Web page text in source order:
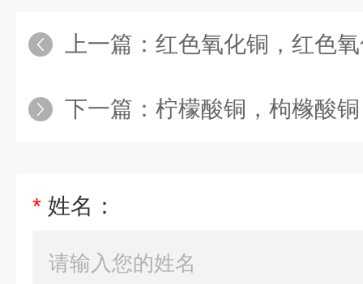
上一篇： 红色氧化铜，红色氧
下一篇： 柠檬酸铜，枸橼酸
* 姓名：